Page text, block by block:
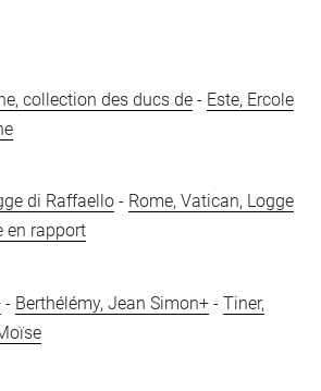
collection des ducs de - Este, Ercole
di Raffaello - Rome, Vatican, Logge
en rapport
- Berthélémy, Jean Simon+ -Tiner,